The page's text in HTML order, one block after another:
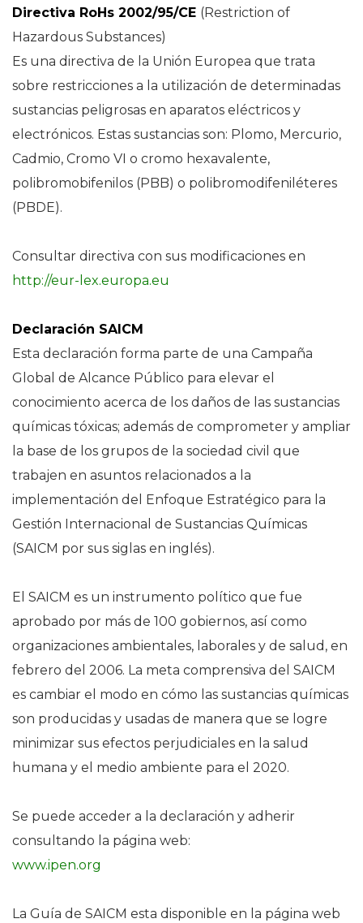
Directiva RoHs 2002/95/CE (Restriction of
Hazardous Substances)
Es una directiva de la Unión Europea que trata
sobre restricciones a la utilización de determinadas
sustancias peligrosas en aparatos eléctricos y
electrónicos. Estas sustancias son: Plomo, Mercurio,
Cadmio, Cromo VI o cromo hexavalente,
polibromobifenilos (PBB) o polibromodifeniléteres
(PBDE).
Consultar directiva con sus modificaciones en
http://eur-lex.europa.eu
Declaración SAICM
Esta declaración forma parte de una Campaña
Global de Alcance Público para elevar el
conocimiento acerca de los daños de las sustancias
químicas tóxicas; además de comprometer y ampliar
la base de los grupos de la sociedad civil que
trabajen en asuntos relacionados a la
implementación del Enfoque Estratégico para la
Gestión Internacional de Sustancias Químicas
(SAICM por sus siglas en inglés).
El SAICM es un instrumento político que fue
aprobado por más de 100 gobiernos, así como
organizaciones ambientales, laborales y de salud, en
febrero del 2006. La meta comprensiva del SAICM
es cambiar el modo en cómo las sustancias químicas
son producidas y usadas de manera que se logre
minimizar sus efectos perjudiciales en la salud
humana y el medio ambiente para el 2020.
Se puede acceder a la declaración y adherir
consultando la página web:
www.ipen.org
La Guía de SAICM esta disponible en la página web